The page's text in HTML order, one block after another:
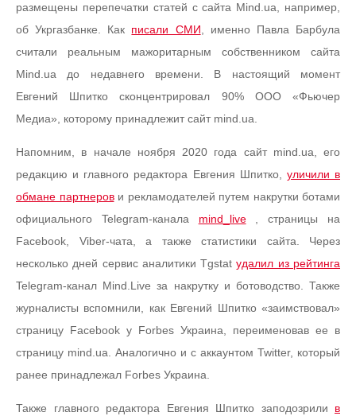
размещены перепечатки статей с сайта Mind.ua, например,
об Укргазбанке. Как писали СМИ , именно Павла Барбула
считали реальным мажоритарным собственником сайта
Mind.ua до недавнего времени. В настоящий момент
Евгений Шпитко сконцентрировал 90% ООО «Фьючер
Медиа», которому принадлежит сайт mind.ua.
Напомним, в начале ноября 2020 года сайт mind.ua, его
редакцию и главного редактора Евгения Шпитко, уличили в
обмане партнерови рекламодателей путем накрутки ботами
официального Telegram-канала mind_live, страницы на
Facebook, Viber-чата, а также статистики сайта. Через
несколько дней сервис аналитики Tgstatудалил из рейтинга
Telegram-канал Mind.Live за накрутку и ботоводство. Также
журналисты вспомнили, как Евгений Шпитко «заимствовал»
страницу Facebook у Forbes Украина, переименовав ее в
страницу mind.ua. Аналогично и с аккаунтом Twitter, который
ранее принадлежал Forbes Украина.
Также главного редактора Евгения Шпитко заподозрили в